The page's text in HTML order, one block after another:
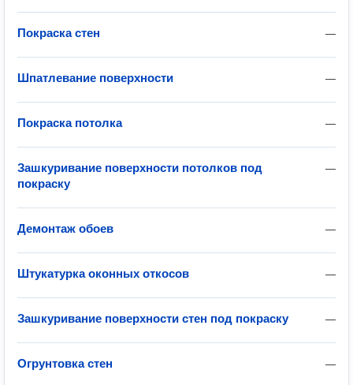
—
Покраска стен
—
Шпатлевание поверхности
—
Покраска потолка
—
Зашкуривание поверхности потолков под
покраску
—
Демонтаж обоев
—
Штукатурка оконных откосов
—
Зашкуривание поверхности стен под покраску
—
Огрунтовка стен